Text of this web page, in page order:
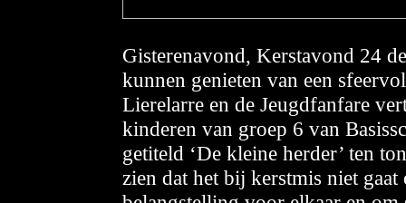
Gisterenavond, Kerstavond 24
kunnen genieten van een
Lierelarre en de Jeugdfanfare
kinderen van groep 6 van
getiteld ‘De kleine herder’ ten
zien dat het bij kerstmis niet